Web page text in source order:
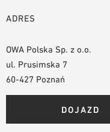
ADRES
OWA Polska Sp. z o.o.
ul. Prusimska 7
60-427 Poznań
DOJAZD